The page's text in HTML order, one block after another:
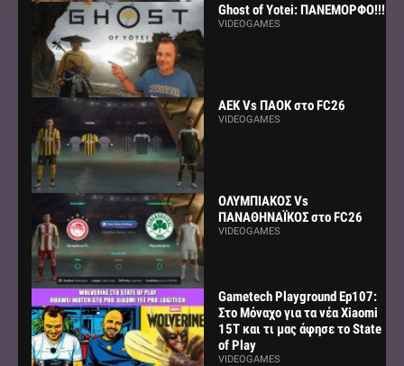
Ghost of Yotei: ΠΑΝΕΜΟΡΦΟ!!!
VIDEOGAMES
AEK Vs ΠΑΟΚ στο FC26
VIDEOGAMES
ΟΛΥΜΠΙΑΚΟΣ Vs
ΠΑΝΑΘΗΝΑΪΚΟΣ στο FC26
VIDEOGAMES
Gametech Playground Ep107:
Στο Μόναχο για τα νέα Xiaomi
15Τ και τι μας άφησε το State
of Play
VIDEOGAMES